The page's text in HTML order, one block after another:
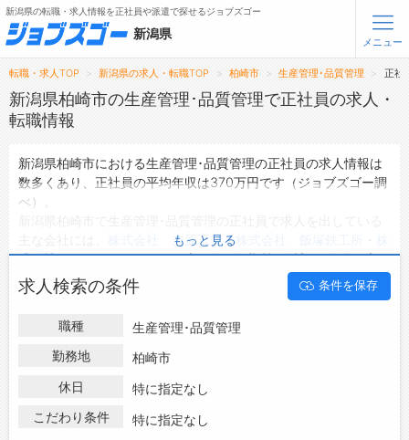
無料会員登録 ログイン
トップ
詳細情報で求人を探す
転職支援サービスについて
転職ノウハウ(応募書類の書き方・面接対策など)
転職・採用コラム
ジョブズゴーについて
お問い合わせ
新潟県の転職・求人情報を正社員や派遣で探せるジョブズゴー
新潟県
メニュー
転職・求人TOP 新潟県の求人・転職TOP 柏崎市 生産管理･品質管理 正社
新潟県柏崎市の生産管理･品質管理で正社員の求人・
転職情報
新潟県柏崎市における生産管理･品質管理の正社員の求人情報は
数多くあり、正社員の平均年収は370万円です（ジョブズゴー調
べ）。
株式会社 吉原工業・
式会社 オグロなどがあり、未経験や短期等ご希望の条件で絞り
込みができます。
新潟県柏崎市の地域密着型の求人サイトであるジョブズゴーでは
新潟県柏崎市の正社員として働ける生産管理･品質管理の求人情
報を6件取り扱っています。
ハローワークにはない求人も多数扱っており、転職だけでなく、
柏崎市で生産管理･品質管理の正社員の求人・転職情報を探して
いる方は、ぜひ興味のある職種に応募してみてくださいね。
もっと見る
求人検索の条件 条件を保存
職種
生産管理･品質管理
勤務地
柏崎市
休日
特に指定なし
こだわり条件
特に指定なし